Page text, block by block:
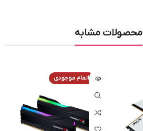
محصولات مشابه
اتمام موجودی